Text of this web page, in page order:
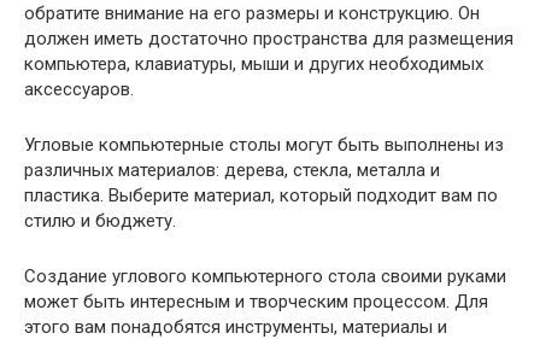
обратите внимание на его размеры и конструкцию. Он
должен иметь достаточно пространства для размещения
компьютера, клавиатуры, мыши и других необходимых
аксессуаров.
Угловые компьютерные столы могут быть выполнены из
различных материалов: дерева, стекла, металла и
пластика. Выберите материал, который подходит вам по
стилю и бюджету.
Создание углового компьютерного стола своими руками
может быть интересным и творческим процессом. Для
этого вам понадобятся инструменты, материалы и